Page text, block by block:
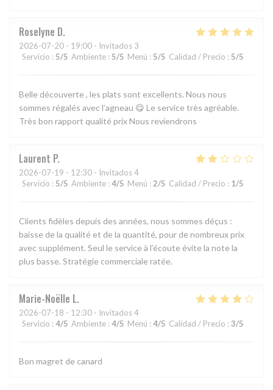
Roselyne D
2026-07-20 - 19:00 - Invitados 3
Servicio : 5/5 Ambiente : 5/5 Menú : 5/5 Calidad / Precio : 5/5
Belle découverte , les plats sont excellents. Nous nous
sommes régalés avec l’agneau 😋 Le service très agréable.
Très bon rapport qualité prix Nous reviendrons
Laurent P
2026-07-19 - 12:30 - Invitados 4
Servicio : 5/5 Ambiente : 4/5 Menú : 2/5 Calidad / Precio : 1/5
Clients fidèles depuis des années, nous sommes déçus :
baisse de la qualité et de la quantité, pour de nombreux prix
avec supplément. Seul le service à l’écoute évite la note la
plus basse. Stratégie commerciale ratée.
Marie-Noëlle L
2026-07-18 - 12:30 - Invitados 4
Servicio : 4/5 Ambiente : 4/5 Menú : 4/5 Calidad / Precio : 3/5
Bon magret de canard